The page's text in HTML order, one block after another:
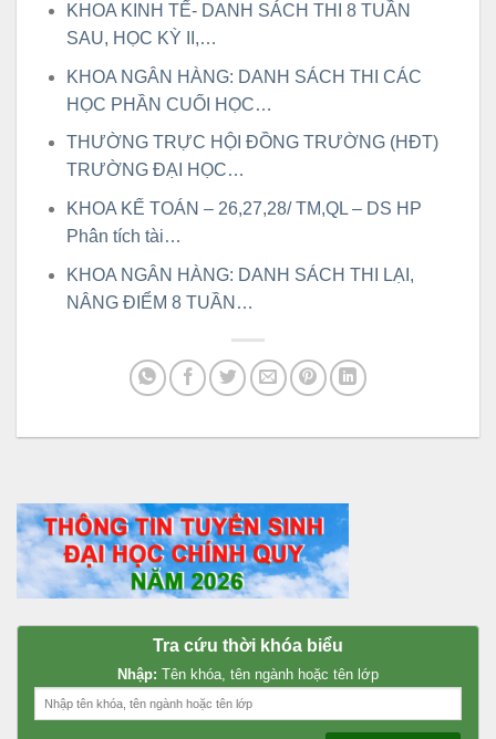
KHOA KINH TẾ- DANH SÁCH THI 8 TUẦN
SAU, HỌC KỲ II,…
KHOA NGÂN HÀNG: DANH SÁCH THI CÁC
HỌC PHẦN CUỐI HỌC…
THƯỜNG TRỰC HỘI ĐỒNG TRƯỜNG (HĐT)
TRƯỜNG ĐẠI HỌC…
KHOA KẾ TOÁN – 26,27,28/ TM,QL – DS HP
Phân tích tài…
KHOA NGÂN HÀNG: DANH SÁCH THI LẠI,
NÂNG ĐIỂM 8 TUẦN…
Tra cứu thời khóa biểu
Nhập: Tên khóa, tên ngành hoặc tên lớp